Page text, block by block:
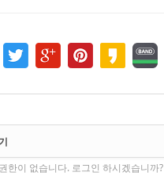
한이 없습니다. 로그인 하시겠습니까?